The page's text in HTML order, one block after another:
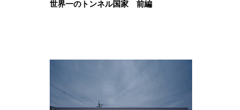
世界一のトンネル国家 前編